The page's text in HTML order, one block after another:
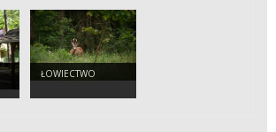
ŁOWIECTWO